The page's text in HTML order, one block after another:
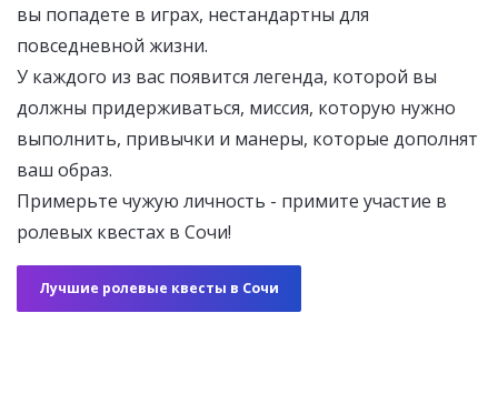
вы попадете в играх, нестандартны для
повседневной жизни.
У каждого из вас появится легенда, которой вы
должны придерживаться, миссия, которую нужно
выполнить, привычки и манеры, которые дополнят
ваш образ.
Примерьте чужую личность - примите участие в
ролевых квестах в Сочи!
Лучшие ролевые квесты в Сочи